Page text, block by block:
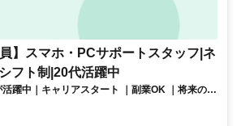
】スマホ・PCサポートスタッフ|ネ
フト制|20代活躍中
リアスタート ｜副業OK ｜将来のキ
ャリアを推奨しています）